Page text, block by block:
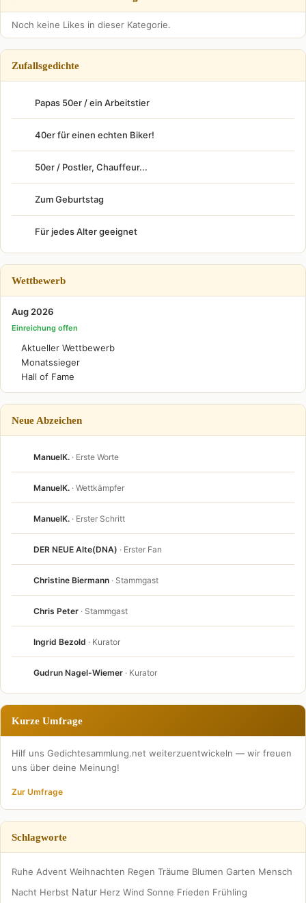
Noch keine Likes in dieser Kategorie.
Zufallsgedichte
Papas 50er / ein Arbeitstier
40er für einen echten Biker!
50er / Postler, Chauffeur...
Zum Geburtstag
Für jedes Alter geeignet
Wettbewerb
Aug 2026
Einreichung offen
Aktueller Wettbewerb
Monatssieger
Hall of Fame
Neue Abzeichen
ManuelK. · Erste Worte
ManuelK. · Wettkämpfer
ManuelK. · Erster Schritt
DER NEUE Alte(DNA) · Erster Fan
Christine Biermann · Stammgast
Chris Peter · Stammgast
Ingrid Bezold · Kurator
Gudrun Nagel-Wiemer · Kurator
Kurze Umfrage
Hilf uns Gedichtesammlung.net weiterzuentwickeln — wir freuen
uns über deine Meinung!
Zur Umfrage
Schlagworte
Ruhe Advent Weihnachten Regen Träume Blumen Garten Mensch
Nacht Herbst Natur Herz Wind Sonne Frieden Frühling